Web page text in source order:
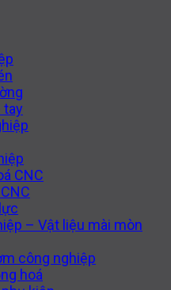
tay
CNC
– Vật liệu mài mòn
công nghiệp
hoá